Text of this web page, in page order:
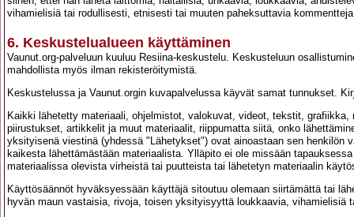
vihamielisiä tai rodullisesti, etnisesti tai muuten paheksuttavia
6. Keskustelualueen käyttäminen
Vaunut.org-palveluun kuuluu Resiina-keskustelu. Keskusteluun
mahdollista myös ilman rekisteröitymistä.
Keskustelussa ja Vaunut.orgin kuvapalvelussa käyvät samat tunnukset.
Kaikki lähetetty materiaali, ohjelmistot, valokuvat, videot, tekstit,
piirustukset, artikkelit ja muut materiaalit, riippumatta siitä, onko
yksityisenä viestinä (yhdessä "Lähetykset") ovat ainoastaan sen
kaikesta lähettämästään materiaalista. Ylläpito ei ole missään
materiaalissa olevista virheistä tai puutteista tai lähetetyn materiaalin
Käyttösäännöt hyväksyessään käyttäjä sitoutuu olemaan siirtämättä tai
hyvän maun vastaisia, rivoja, toisen yksityisyyttä loukkaavia,